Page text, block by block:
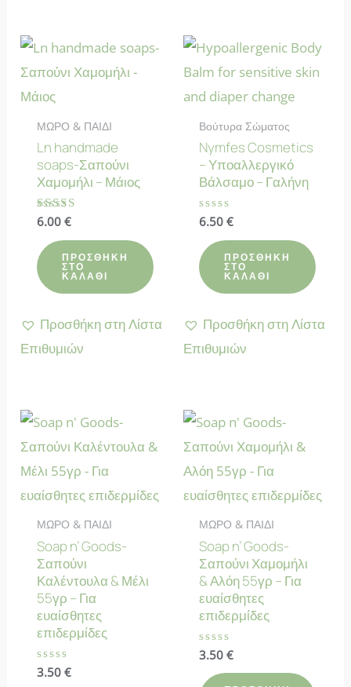
ΜΩΡΟ & ΠΑΙΔΙ
Ln handmade
soaps-Σαπούνι
Χαμομήλι – Μάιος
Βαθμολογήθηκε
4.70
από 5
6.00 €
ΠΡΟΣΘΉΚΗ
ΣΤΟ
ΚΑΛΆΘΙ
Προσθήκη στη Λίστα
Επιθυμιών
Βούτυρα Σώματος
Nymfes Cosmetics
– Υποαλλεργικό
Βάλσαμο – Γαλήνη
Βαθμολογήθηκε
από
5
6.50€
ΠΡΟΣΘΉΚΗ
ΣΤΟ
ΚΑΛΆΘΙ
Προσθήκη στη Λίστα
Επιθυμιών
ΜΩΡΟ & ΠΑΙΔΙ
Soap n’ Goods-
Σαπούνι
Καλέντουλα & Μέλι
55γρ – Για
ευαίσθητες
επιδερμίδες
Βαθμολογήθηκε
3.50 €
ΜΩΡΟ & ΠΑΙΔΙ
Soap n’ Goods-
Σαπούνι Χαμομήλι
& Αλόη 55γρ – Για
ευαίσθητες
επιδερμίδες
Βαθμολογήθηκε
3.50€